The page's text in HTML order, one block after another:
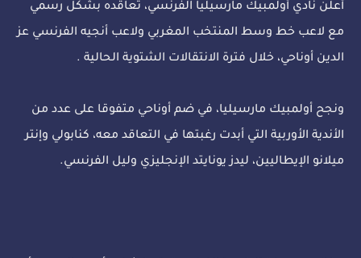
أعلن نادي أولمبيك مارسيليا الفرنسي، تعاقده بشكل رسمي
مع لاعب خط وسط المنتخب المغربي ولاعب أنجيه الفرنسي عز
الدين أوناحي، خلال فترة الانتقالات الشتوية الحالية .
ونجح أولمبيك مارسيليا، في ضم أوناحي متفوقا على عدد من
الأندية الأوربية التي أبدت رغبتها في التعاقد معه، كنابولي وإنتر
ميلانو الإيطاليين، ليدز يونايتد الإنجليزي وليل الفرنسي.